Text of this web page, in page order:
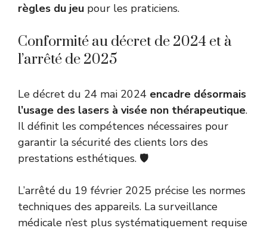
règles du jeu pour les praticiens.
Conformité au décret de 2024 et à
l’arrêté de 2025
Le décret du 24 mai 2024 encadre désormais
l’usage des lasers à visée non thérapeutique.
Il définit les compétences nécessaires pour
garantir la sécurité des clients lors des
prestations esthétiques. 🛡️
L’arrêté du 19 février 2025 précise les normes
techniques des appareils. La surveillance
médicale n’est plus systématiquement requise